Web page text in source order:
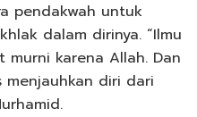
pendakwah untuk
dalam dirinya. “Ilmu
karena Allah. Dan
menjauhkan diri dari